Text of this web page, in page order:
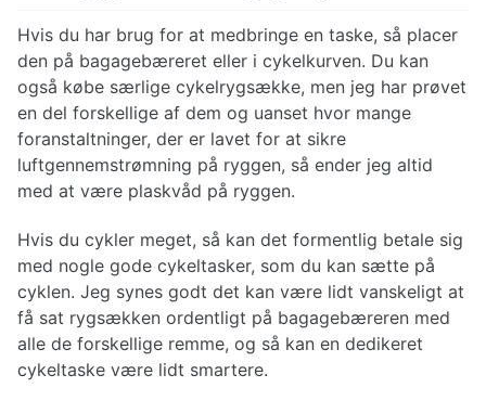
Hvis du har brug for at medbringe en taske, så placer
den på bagagebæreret eller i cykelkurven. Du kan
også købe særlige cykelrygsække, men jeg har prøvet
en del forskellige af dem og uanset hvor mange
foranstaltninger, der er lavet for at sikre
luftgennemstrømning på ryggen, så ender jeg altid
med at være plaskvåd på ryggen.
Hvis du cykler meget, så kan det formentlig betale sig
med nogle gode cykeltasker, som du kan sætte på
cyklen. Jeg synes godt det kan være lidt vanskeligt at
få sat rygsækken ordentligt på bagagebæreren med
alle de forskellige remme, og så kan en dedikeret
cykeltaske være lidt smartere.